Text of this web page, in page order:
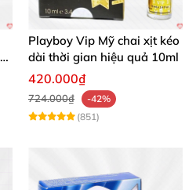
Playboy Vip Mỹ chai xịt kéo
dài thời gian hiệu quả 10ml
420.000₫
724.000₫
-42%
(851)